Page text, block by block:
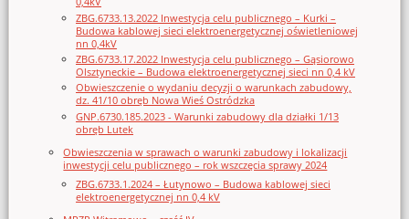
ZBG.6733.13.2022 Inwestycja celu publicznego – Kurki –
Budowa kablowej sieci elektroenergetycznej oświetleniowej
nn 0,4kV
ZBG.6733.17.2022 Inwestycja celu publicznego – Gąsiorowo
Olsztyneckie – Budowa elektroenergetycznej sieci nn 0,4 kV
Obwieszczenie o wydaniu decyzji o warunkach zabudowy,
dz. 41/10 obręb Nowa Wieś Ostródzka
GNP.6730.185.2023 - Warunki zabudowy dla działki 1/13
obręb Lutek
Obwieszczenia w sprawach o warunki zabudowy i lokalizacji
inwestycji celu publicznego – rok wszczęcia sprawy 2024
ZBG.6733.1.2024 – Łutynowo – Budowa kablowej sieci
elektroenergetycznej nn 0,4 kV